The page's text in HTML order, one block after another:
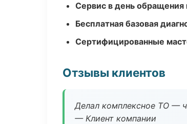
Сервис в день обращения
Бесплатная базовая
Сертифицированные
Отзывы клиентов
Делал комплексное ТО —
— Клиент компании